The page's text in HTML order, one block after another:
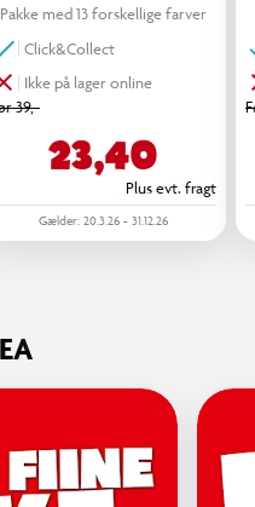
Pakke med 13 forskellige farver
Click&Collect
Ikke på lager online
39,-
23,40
Plus evt. fragt
Gælder: 20.3.26 - 31.12.26